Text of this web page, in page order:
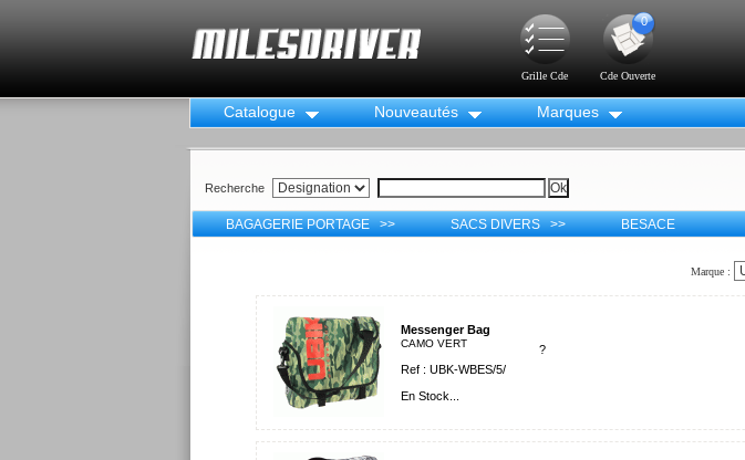
Grille Cde Cde Ouverte
0
Catalogue Nouveautés Marques
Recherche
BAGAGERIE PORTAGE >> SACS DIVERS >> BESACE
Marque :
Messenger Bag
CAMO VERT
Ref : UBK-WBES/5/
En Stock...
?